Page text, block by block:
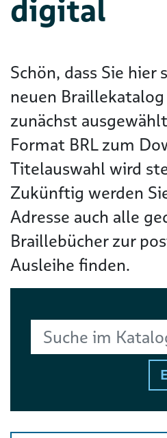
digital
Schön, dass Sie hier
neuen
zunächst
Format BRL zum
Titelauswahl wird
Zukünftig werden
Adresse auch alle
Braillebücher zur
Ausleihe finden.
Suchbegriff